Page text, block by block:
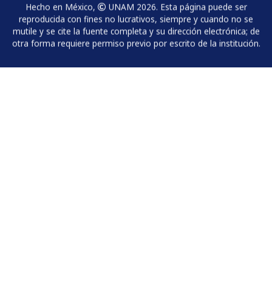
Hecho en México,
UNAM 2026. Esta página puede ser
reproducida con fines no lucrativos, siempre y cuando no se
mutile y se cite la fuente completa y su dirección electrónica; de
otra forma requiere permiso previo por escrito de la institución.